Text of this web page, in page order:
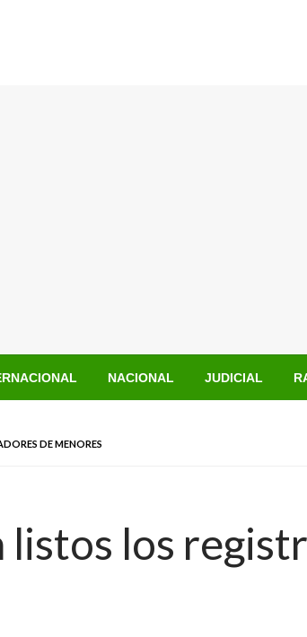
NACIONAL JUDICIAL
DE MENORES
los